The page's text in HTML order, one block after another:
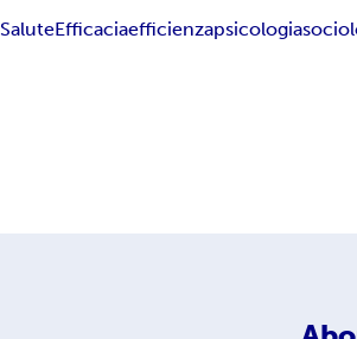
SaluteEfficaciaefficienzapsicologia